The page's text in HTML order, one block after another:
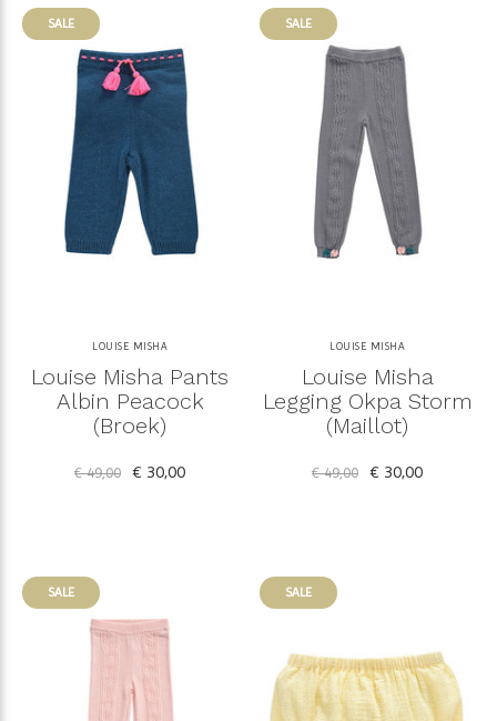
SALE
LOUISE MISHA
Louise Misha Pants
Albin Peacock
(Broek)
€ 49,00 € 30,00
SALE
LOUISE MISHA
Louise Misha
Legging Okpa Storm
(Maillot)
€ 49,00 € 30,00
SALE SALE